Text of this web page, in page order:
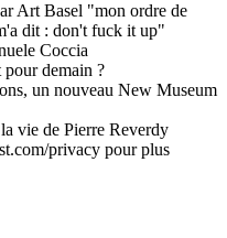
Art Basel "mon ordre de
dit : don't fuck it up"
Coccia
pour demain ?
un nouveau New Museum
vie de Pierre Reverdy
privacy pour plus